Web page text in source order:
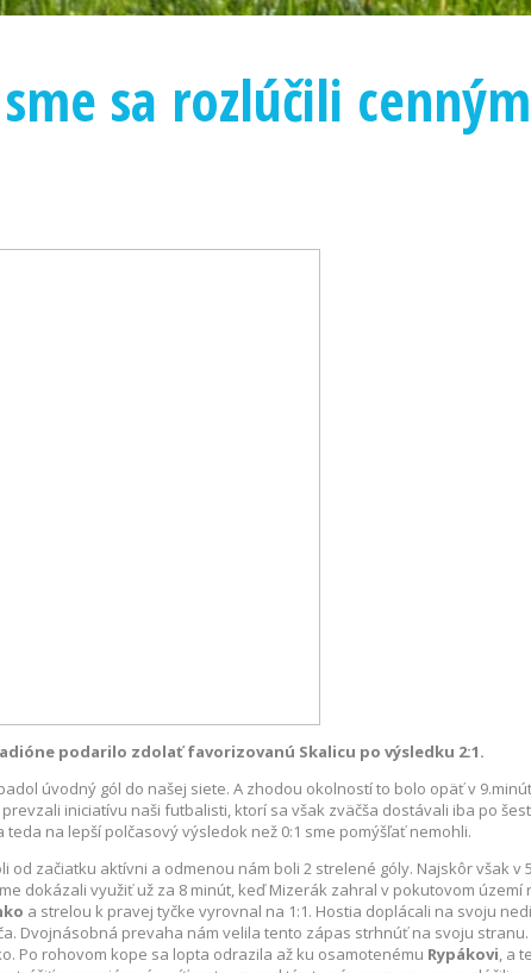
sa rozlúčili
podarilo zdolať favorizovanú Skalicu po výsledku 2:1.
úvodný gól do našej siete. A zhodou okolností to bolo opäť v
iniciatívu naši futbalisti, ktorí sa však zväčša dostávali iba po
na lepší polčasový výsledok než 0:1 sme pomýšľať nemohli.
začiatku aktívni a odmenou nám boli 2 strelené góly. Najskôr však v
dokázali využiť už za 8 minút, keď Mizerák zahral v pokutovom
a strelou k pravej tyčke vyrovnal na 1:1. Hostia doplácali na svoju
Dvojnásobná prevaha nám velila tento zápas strhnúť na svoju
Po rohovom kope sa lopta odrazila až ku osamotenému Rypákovi, a